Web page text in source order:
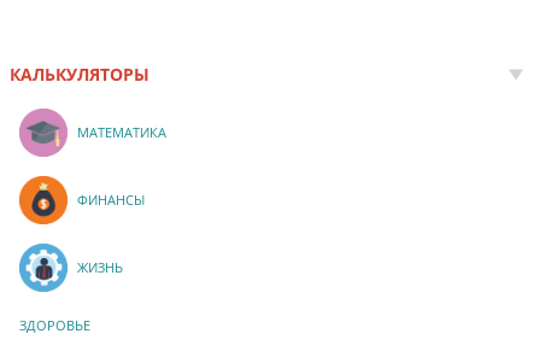
КАЛЬКУЛЯТОРЫ
МАТЕМАТИКА
ФИНАНСЫ
ЖИЗНЬ
ЗДОРОВЬЕ